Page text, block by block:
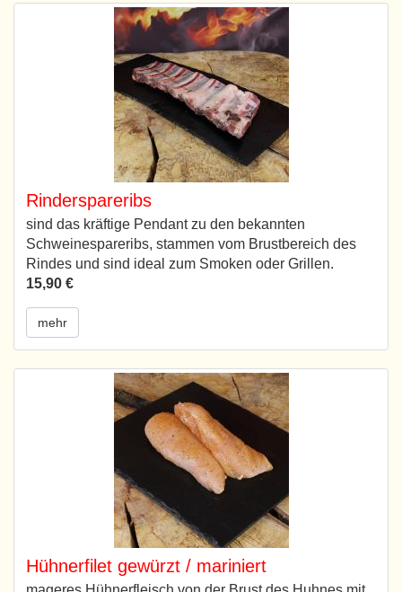
Rinderspareribs
sind das kräftige Pendant zu den bekannten
Schweinespareribs, stammen vom Brustbereich des
Rindes und sind ideal zum Smoken oder Grillen.
15,90 €
mehr
Hühnerfilet gewürzt / mariniert